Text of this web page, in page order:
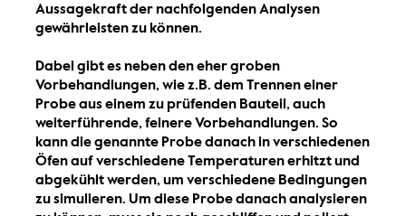
Aussagekraft der nachfolgenden Analysen
gewährleisten zu können.
Dabei gibt es neben den eher groben
Vorbehandlungen, wie z.B. dem Trennen einer
Probe aus einem zu prüfenden Bauteil, auch
weiterführende, feinere Vorbehandlungen. So
kann die genannte Probe danach in verschiedenen
Öfen auf verschiedene Temperaturen erhitzt und
abgekühlt werden, um verschiedene Bedingungen
zu simulieren. Um diese Probe danach analysieren